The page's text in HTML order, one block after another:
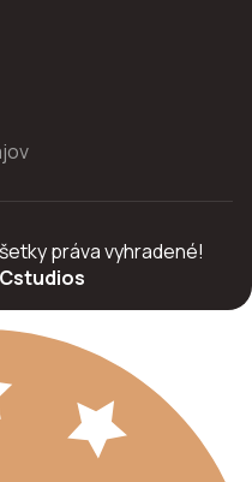
práva vyhradené!
Cstudios